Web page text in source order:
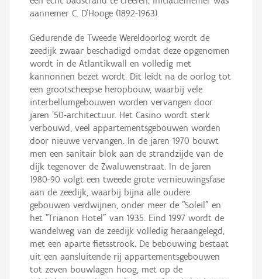
aannemer C. D'Hooge (1892-1963).
Gedurende de Tweede Wereldoorlog wordt de
zeedijk zwaar beschadigd omdat deze opgenomen
wordt in de Atlantikwall en volledig met
kannonnen bezet wordt. Dit leidt na de oorlog tot
een grootscheepse heropbouw, waarbij vele
interbellumgebouwen worden vervangen door
jaren '50-architectuur. Het Casino wordt sterk
verbouwd, veel appartementsgebouwen worden
door nieuwe vervangen. In de jaren 1970 bouwt
men een sanitair blok aan de strandzijde van de
dijk tegenover de Zwaluwenstraat. In de jaren
1980-90 volgt een tweede grote vernieuwingsfase
aan de zeedijk, waarbij bijna alle oudere
gebouwen verdwijnen, onder meer de "Soleil" en
het "Trianon Hotel" van 1935. Eind 1997 wordt de
wandelweg van de zeedijk volledig heraangelegd,
met een aparte fietsstrook. De bebouwing bestaat
uit een aansluitende rij appartementsgebouwen
tot zeven bouwlagen hoog, met op de